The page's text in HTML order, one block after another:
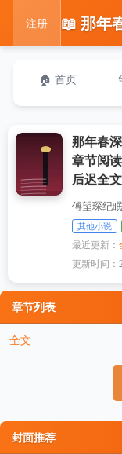
注册
🏠 首页
那年春
章节阅
后迟全
傅望琛纪
其他小说
最近更新：
更新时间：
章节列表
全文
封面推荐